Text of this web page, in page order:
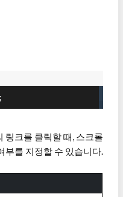
크를 클릭할 때, 스크롤
부를 지정할 수 있습니다.